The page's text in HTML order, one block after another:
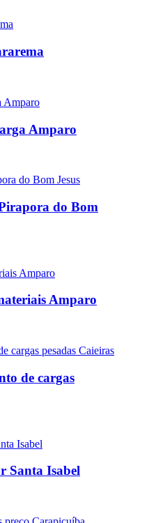
Amparo
do Bom
Amparo
de cargas
Santa Isabel